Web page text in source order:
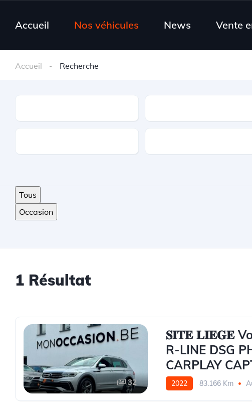
Accueil Nos véhicules News Vente
Accueil Recherche
Tous
Occasion
1 Résultat
32
𝐒𝐈𝐓𝐄 𝐋𝐈𝐄𝐆𝐄
R-LINE DSG
CARPLAY
2022 83.166 Km